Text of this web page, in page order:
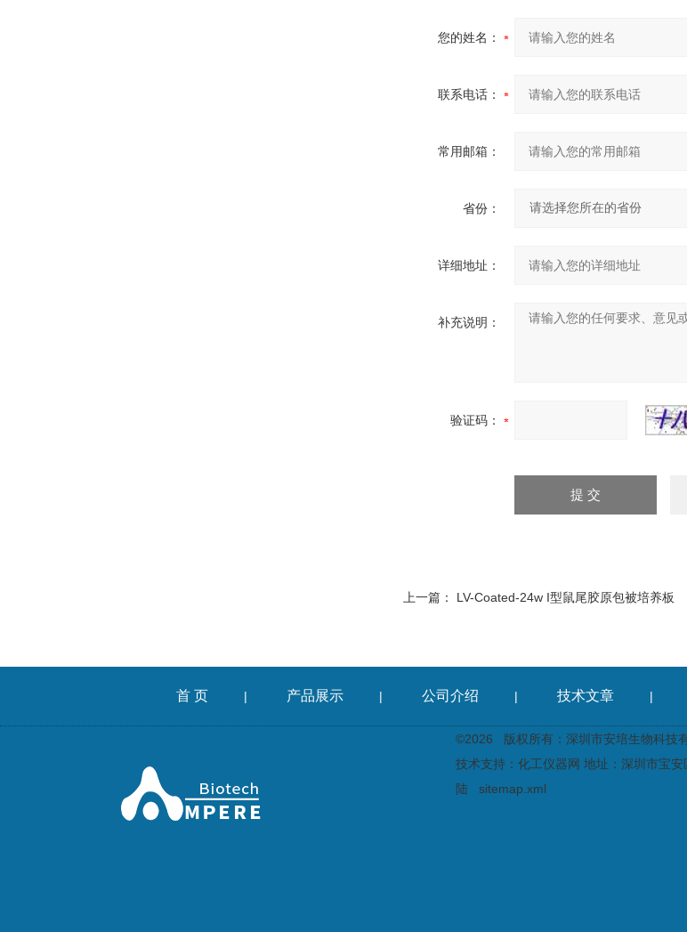
您的姓名：
联系电话：
常用邮箱：
省份：
详细地址：
补充说明：
验证码：
上一篇： LV-Coated-24w I型鼠尾胶原包被培养板
首 页 | 产品展示 | 公司介绍 | 技术文章 |
©2026 版权所有：深圳市安培生物科技
技术支持： 化工仪器网 地址：深圳市宝
陆
sitemap.xml